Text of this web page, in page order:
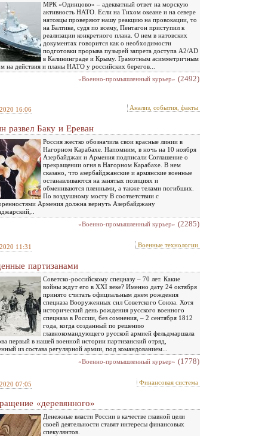
МРК «Одинцово» – адекватный ответ на морскую
активность НАТО. Если на Тихом океане и на севере
натовцы проверяют нашу реакцию на провокации, то
на Балтике, судя по всему, Пентагон приступил к
реализации конкретного плана. О нем в натовских
документах говорится как о необходимости
подготовки прорыва пузырей запрета доступа A2/AD
в Калининграде и Крыму. Грамотным асимметричным
на действия и планы НАТО у российских берегов...
«Военно-промышленный курьер» (2492)
16:06 Анализ, события, факты
развел Баку и Ереван
Россия жестко обозначила свои красные линии в
Нагорном Карабахе. Напомним, в ночь на 10 ноября
Азербайджан и Армения подписали Соглашение о
прекращении огня в Нагорном Карабахе. В нем
сказано, что азербайджанские и армянские военные
останавливаются на занятых позициях и
обмениваются пленными, а также телами погибших.
По воздушному мосту В соответствии с
Армения должна вернуть Азербайджану
«Военно-промышленный курьер» (2285)
11:31 Военные технологии
партизанами
Советско-российскому спецназу – 70 лет. Какие
войны ждут его в XXI веке? Именно дату 24 октября
принято считать официальным днем рождения
спецназа Вооруженных сил Советского Союза. Хотя
исторический день рождения русского военного
спецназа в России, без сомнения, – 2 сентября 1812
года, когда созданный по решению
главнокомандующего русской армией фельдмаршала
первый в нашей военной истории партизанский отряд,
из состава регулярной армии, под командованием...
«Военно-промышленный курьер» (1778)
07:05 Финансовая система
«деревянного»
Денежные власти России в качестве главной цели
своей деятельности ставят интересы финансовых
спекулянтов.